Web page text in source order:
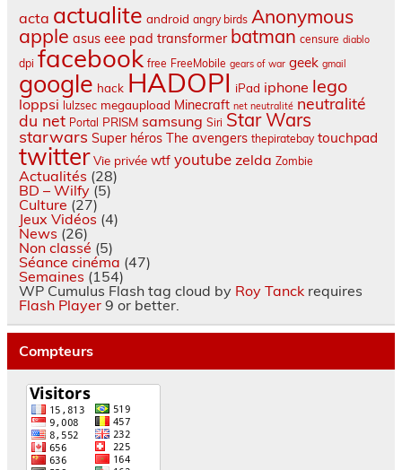
acta actualite android angry birds Anonymous
apple asus eee pad transformer batman censure diablo
dpi facebook free FreeMobile gears of war geek gmail
google hack HADOPI iPad iphone lego
loppsi lulzsec megaupload Minecraft net neutralité neutralité
du net Portal PRISM samsung Siri Star Wars
starwars Super héros The avengers thepiratebay touchpad
twitter Vie privée wtf youtube zelda Zombie
Actualités (28)
BD – Wilfy(5)
Culture (27)
Jeux Vidéos (4)
News (26)
Non classé (5)
Séance cinéma (47)
Semaines (154)
WP Cumulus Flash tag cloud by Roy Tanckrequires
Flash Player9 or better.
Compteurs